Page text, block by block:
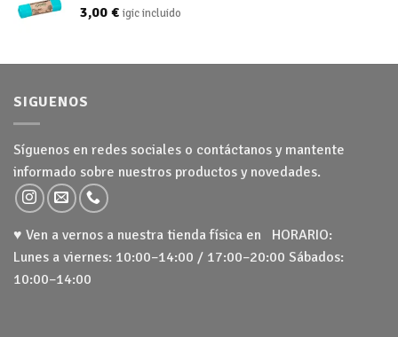
3,00 € igic incluido
SIGUENOS
Síguenos en redes sociales o contáctanos y mantente
informado sobre nuestros productos y novedades.
♥ Ven a vernos a nuestra tienda física en HORARIO:
Lunes a viernes: 10:00–14:00 / 17:00–20:00 Sábados:
10:00–14:00